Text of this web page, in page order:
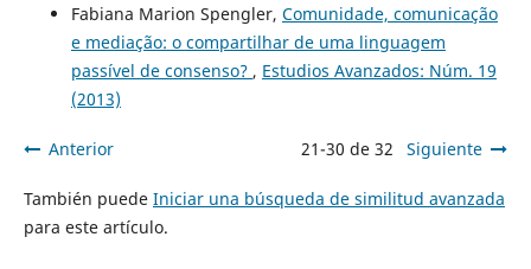
Fabiana Marion Spengler, Comunidade, comunicação
e mediação: o compartilhar de uma linguagem
passível de consenso? , Estudios Avanzados: Núm. 19
(2013)
Anterior 21-30 de 32 Siguiente
También puede Iniciar una búsqueda de similitud avanzada
para este artículo.